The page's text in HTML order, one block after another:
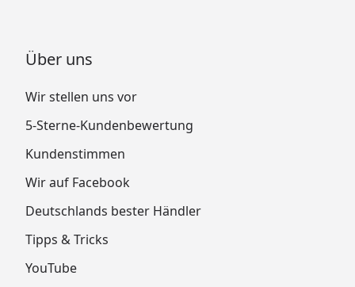
Über uns
Wir stellen uns vor
5-Sterne-Kundenbewertung
Kundenstimmen
Wir auf Facebook
Deutschlands bester Händler
Tipps & Tricks
YouTube